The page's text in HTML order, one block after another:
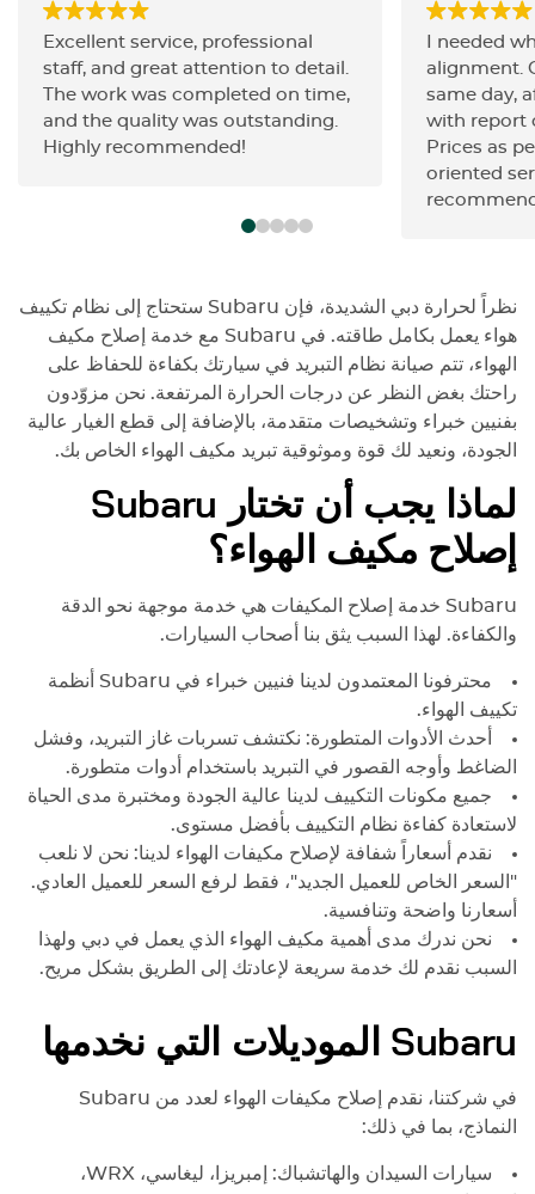
Excellent service, professional
staff, and great attention to detail.
The work was completed on time,
and the quality was outstanding.
Highly recommended!
I needed
alignment.
same day,
with report
Prices as
oriented
نظراً لحرارة دبي الشديدة، فإن Subaru ستحتاج إلى نظام تكييف
هواء يعمل بكامل طاقته. في Subaru مع خدمة إصلاح مكيف
الهواء، تتم صيانة نظام التبريد في سيارتك بكفاءة للحفاظ على
راحتك بغض النظر عن درجات الحرارة المرتفعة. نحن مزوّدون
بفنيين خبراء وتشخيصات متقدمة، بالإضافة إلى قطع الغيار عالية
الجودة، ونعيد لك قوة وموثوقية تبريد مكيف الهواء الخاص بك.
لماذا يجب أن تختار Subaru
إصلاح مكيف الهواء؟
Subaru خدمة إصلاح المكيفات هي خدمة موجهة نحو الدقة
والكفاءة. لهذا السبب يثق بنا أصحاب السيارات.
محترفونا المعتمدون لدينا فنيين خبراء في Subaru أنظمة
تكييف الهواء.
أحدث الأدوات المتطورة: نكتشف تسربات غاز التبريد، وفشل
الضاغط وأوجه القصور في التبريد باستخدام أدوات متطورة.
جميع مكونات التكييف لدينا عالية الجودة ومختبرة مدى الحياة
لاستعادة كفاءة نظام التكييف بأفضل مستوى.
نقدم أسعاراً شفافة لإصلاح مكيفات الهواء لدينا: نحن لا نلعب
"السعر الخاص للعميل الجديد"، فقط لرفع السعر للعميل العادي.
أسعارنا واضحة وتنافسية.
نحن ندرك مدى أهمية مكيف الهواء الذي يعمل في دبي ولهذا
السبب نقدم لك خدمة سريعة لإعادتك إلى الطريق بشكل مريح.
Subaru الموديلات التي نخدمها
في شركتنا، نقدم إصلاح مكيفات الهواء لعدد من Subaru
النماذج، بما في ذلك:
سيارات السيدان والهاتشباك: إمبريزا، ليغاسي، WRX،